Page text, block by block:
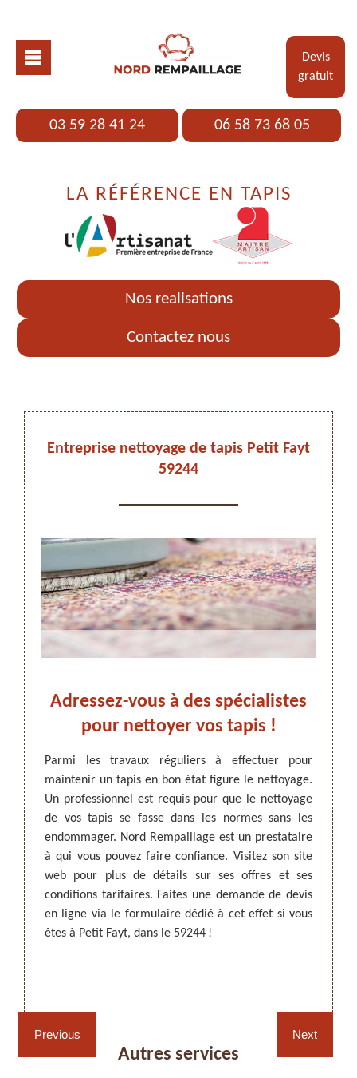
Devis
gratuit
03 59 28 41 24 06 58 73 68 05
LA RÉFÉRENCE EN TAPIS
Nos realisations
Contactez nous
ARTISAN DEZITTER, REMPAILLAGE -
CANNAGE - RECOLLAGE, 59 NORD
Rempaillage fauteuil,
chaises et sièges 59
Cannage fauteuil, chaises
et sièges 59
Entreprise nettoyage de tapis Petit Fayt
59244
Previous
Un
les
des
des
à un
ses
et
Adressez-vous à des spécialistes
pour nettoyer vos tapis !
Parmi les travaux réguliers à effectuer pour
maintenir un tapis en bon état figure le nettoyage.
Un professionnel est requis pour que le nettoyage
de vos tapis se fasse dans les normes sans les
endommager. Nord Rempaillage est un prestataire
à qui vous pouvez faire confiance. Visitez son site
web pour plus de détails sur ses offres et ses
conditions tarifaires. Faites une demande de devis
en ligne via le formulaire dédié à cet effet si vous
êtes à Petit Fayt, dans le 59244 !
Les
Ils
les
Nord
pour
vous
Next
Autres services